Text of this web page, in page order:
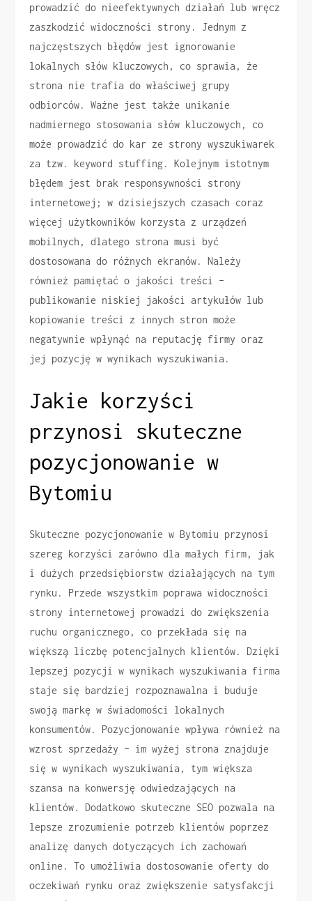
prowadzić do nieefektywnych działań lub wręcz
zaszkodzić widoczności strony. Jednym z
najczęstszych błędów jest ignorowanie
lokalnych słów kluczowych, co sprawia, że
strona nie trafia do właściwej grupy
odbiorców. Ważne jest także unikanie
nadmiernego stosowania słów kluczowych, co
może prowadzić do kar ze strony wyszukiwarek
za tzw. keyword stuffing. Kolejnym istotnym
błędem jest brak responsywności strony
internetowej; w dzisiejszych czasach coraz
więcej użytkowników korzysta z urządzeń
mobilnych, dlatego strona musi być
dostosowana do różnych ekranów. Należy
również pamiętać o jakości treści –
publikowanie niskiej jakości artykułów lub
kopiowanie treści z innych stron może
negatywnie wpłynąć na reputację firmy oraz
jej pozycję w wynikach wyszukiwania.
Jakie korzyści
przynosi skuteczne
pozycjonowanie w
Bytomiu
Skuteczne pozycjonowanie w Bytomiu przynosi
szereg korzyści zarówno dla małych firm, jak
i dużych przedsiębiorstw działających na tym
rynku. Przede wszystkim poprawa widoczności
strony internetowej prowadzi do zwiększenia
ruchu organicznego, co przekłada się na
większą liczbę potencjalnych klientów. Dzięki
lepszej pozycji w wynikach wyszukiwania firma
staje się bardziej rozpoznawalna i buduje
swoją markę w świadomości lokalnych
konsumentów. Pozycjonowanie wpływa również na
wzrost sprzedaży – im wyżej strona znajduje
się w wynikach wyszukiwania, tym większa
szansa na konwersję odwiedzających na
klientów. Dodatkowo skuteczne SEO pozwala na
lepsze zrozumienie potrzeb klientów poprzez
analizę danych dotyczących ich zachowań
online. To umożliwia dostosowanie oferty do
oczekiwań rynku oraz zwiększenie satysfakcji